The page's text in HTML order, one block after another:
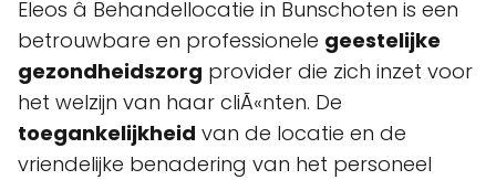
Eleos â Behandellocatie in Bunschoten is een
betrouwbare en professionele geestelijke
gezondheidszorg provider die zich inzet voor
het welzijn van haar cliÃ«nten. De
toegankelijkheid van de locatie en de
vriendelijke benadering van het personeel